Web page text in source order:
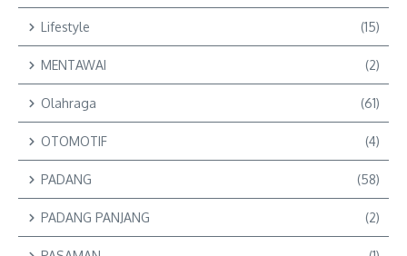
Lifestyle (15)
MENTAWAI (2)
Olahraga (61)
OTOMOTIF (4)
PADANG (58)
PADANG PANJANG (2)